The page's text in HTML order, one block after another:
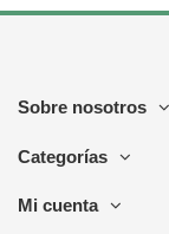
Sobre nosotros
Categorías
Mi cuenta